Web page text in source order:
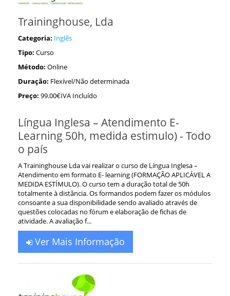
Traininghouse, Lda
Categoria: Inglês
Tipo: Curso
Método: Online
Duração: Flexível/Não determinada
Preço: 99.00€IVA Incluído
Língua Inglesa – Atendimento E-
Learning 50h, medida estimulo) - Todo
o país
A Traininghouse Lda vai realizar o curso de Língua Inglesa –
Atendimento em formato E- learning (FORMAÇÃO APLICÁVEL A
MEDIDA ESTÍMULO). O curso tem a duração total de 50h
totalmente à distância. Os formandos podem fazer os módulos
consoante a sua disponibilidade sendo avaliado através de
questões colocadas no fórum e elaboração de fichas de
atividade. A avaliação f...
Ver Mais Informação